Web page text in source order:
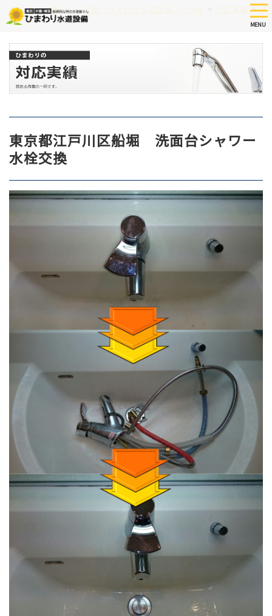
Skip
to
content
MENU
つまり、水漏れなど修理 ひまわり水道設備 HOME >東
東京都江戸川区船堀 洗面台シャワー
水栓交換